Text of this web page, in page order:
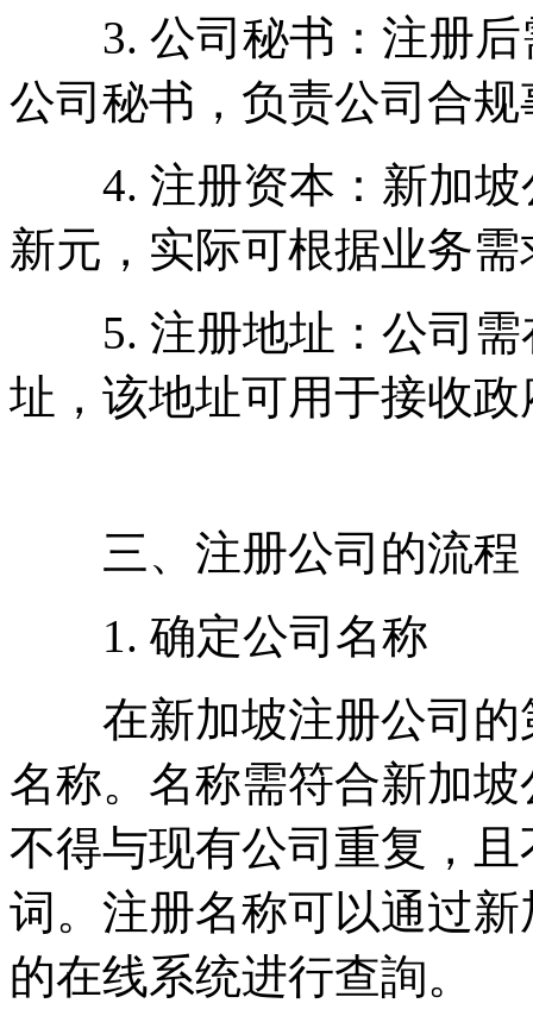
3. 公司秘书：注册后
公司秘书，负责公司合规
4. 注册资本：新加坡
新元，实际可根据业务
5. 注册地址：公司需
址，该地址可用于接收
三、注册公司的流程
1. 确定公司名称
在新加坡注册公司的
名称。名称需符合新加
不得与现有公司重复，
词。注册名称可以通过
的在线系统进行查詢。